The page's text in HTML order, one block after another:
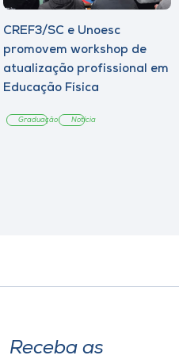
CREF3/SC e Unoesc
promovem workshop de
atualização profissional em
Educação Física
Graduação Notícia
Receba as